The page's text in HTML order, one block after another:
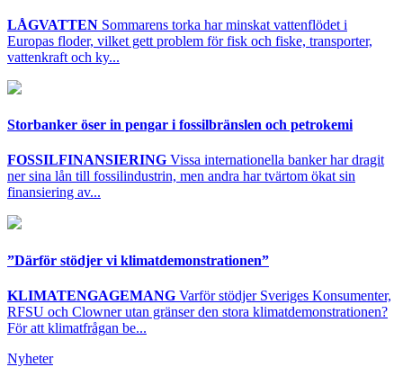
LÅGVATTEN Sommarens torka har minskat vattenflödet i
Europas floder, vilket gett problem för fisk och fiske, transporter,
vattenkraft och ky...
Storbanker öser in pengar i fossilbränslen och petrokemi
FOSSILFINANSIERING Vissa internationella banker har dragit
ner sina lån till fossilindustrin, men andra har tvärtom ökat sin
finansiering av...
”Därför stödjer vi klimatdemonstrationen”
KLIMATENGAGEMANG Varför stödjer Sveriges Konsumenter,
RFSU och Clowner utan gränser den stora klimatdemonstrationen?
För att klimatfrågan be...
Nyheter